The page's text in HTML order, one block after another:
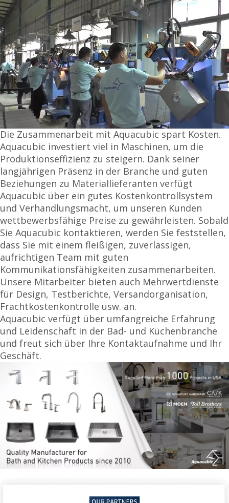
Die Zusammenarbeit mit Aquacubic spart Kosten.
Aquacubic investiert viel in Maschinen, um die
Produktionseffizienz zu steigern. Dank seiner
langjährigen Präsenz in der Branche und guten
Beziehungen zu Materiallieferanten verfügt
Aquacubic über ein gutes Kostenkontrollsystem
und Verhandlungsmacht, um unseren Kunden
wettbewerbsfähige Preise zu gewährleisten. Sobald
Sie Aquacubic kontaktieren, werden Sie feststellen,
dass Sie mit einem fleißigen, zuverlässigen,
aufrichtigen Team mit guten
Kommunikationsfähigkeiten zusammenarbeiten.
Unsere Mitarbeiter bieten auch Mehrwertdienste
für Design, Testberichte, Versandorganisation,
Frachtkostenkontrolle usw. an.
Aquacubic verfügt über umfangreiche Erfahrung
und Leidenschaft in der Bad- und Küchenbranche
und freut sich über Ihre Kontaktaufnahme und Ihr
Geschäft.